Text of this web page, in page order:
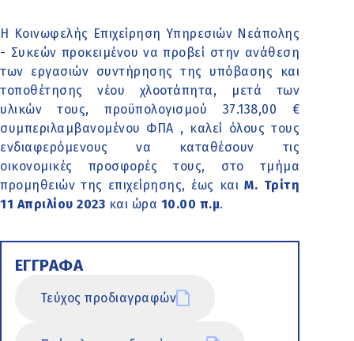
Η Κοινωφελής Επιχείρηση Υπηρεσιών Νεάπολης
- Συκεών προκειμένου να προβεί στην ανάθεση
των εργασιών συντήρησης της υπόβασης και
τοποθέτησης νέου χλοοτάπητα, μετά των
υλικών τους, προϋπολογισμού 37.138,00 €
συμπεριλαμβανομένου ΦΠΑ , καλεί όλους τους
ενδιαφερόμενους να καταθέσουν τις
οικονομικές προσφορές τους, στο τμήμα
προμηθειών της επιχείρησης, έως καιΜ. Τρίτη
11 Απριλίου 2023 και ώρα 10.00 π.μ.
ΕΓΓΡΑΦΑ
Τεύχος προδιαγραφών